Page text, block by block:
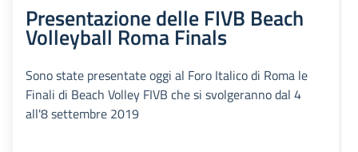
Presentazione delle FIVB Beach
Volleyball Roma Finals
Sono state presentate oggi al Foro Italico di Roma le
Finali di Beach Volley FIVB che si svolgeranno dal 4
all'8 settembre 2019